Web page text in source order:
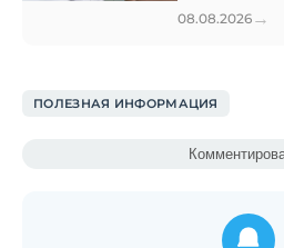
08.08.2026 →
ПОЛЕЗНАЯ ИНФОРМАЦИЯ